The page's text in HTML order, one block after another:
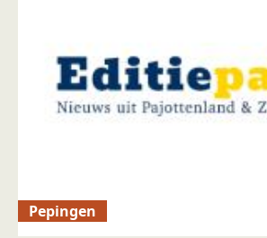
Pepingen